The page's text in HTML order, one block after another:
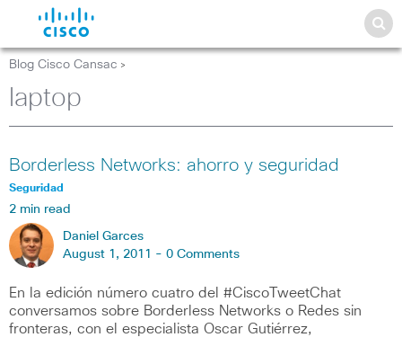
Blog Cisco Cansac >
laptop
Borderless Networks: ahorro y seguridad
Seguridad
2 min read
Daniel Garces
August 1, 2011 - 0 Comments
En la edición número cuatro del #CiscoTweetChat
conversamos sobre Borderless Networks o Redes sin
fronteras, con el especialista Oscar Gutiérrez,